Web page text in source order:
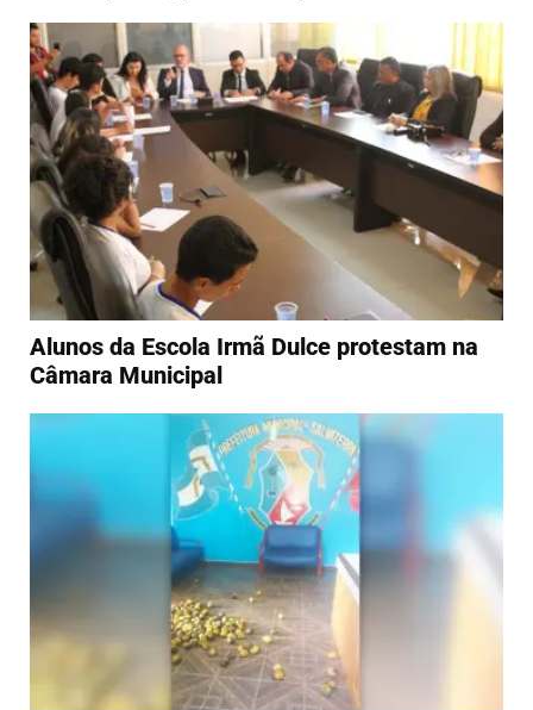
Alunos da Escola Irmã Dulce protestam na
Câmara Municipal